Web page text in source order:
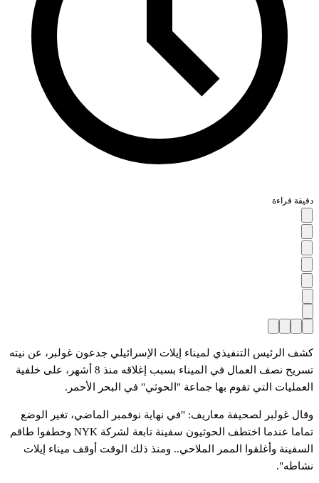
دقيقة قراءة
كشف الرئيس التنفيذي لميناء إيلات الإسرائيلي جدعون غولبر، عن نيته
تسريح نصف العمال في الميناء بسبب إغلاقه منذ 8 أشهر، على خلفية
العمليات التي تقوم بها جماعة "الحوثي" في البحر الأحمر.
وقال غولبر لصحيفة معاريف: "في نهاية نوفمبر الماضي، تغير الوضع
تماما عندما اختطف الحوثيون سفينة تابعة لشركة NYK وخطفوا طاقم
السفينة وأغلقوا الممر الملاحي.. ومنذ ذلك الوقت أوقف ميناء إيلات
نشاطه".